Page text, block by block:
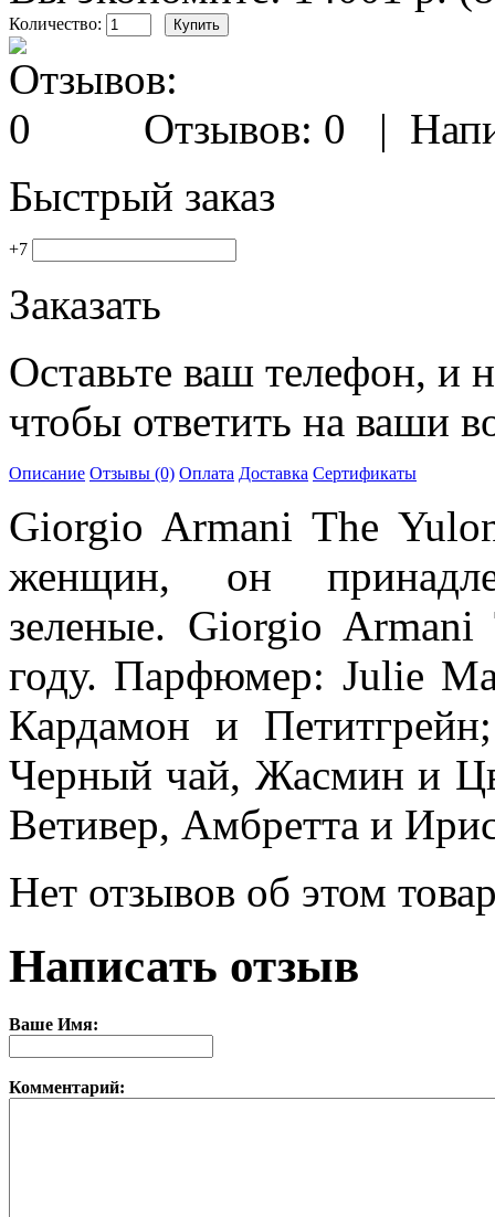
Количество:
Отзывов: 0 |
Быстрый заказ
+7
Заказать
Оставьте ваш телефон, и
чтобы ответить на ваши
Описание Отзывы (0) Оплата Доставка Сертификаты
Giorgio Armani The
женщин, он
зеленые. Giorgio
году. Парфюмер: Julie
Кардамон и
Черный чай, Жасмин и
Ветивер, Амбретта и
Нет отзывов об этом
Написать отзыв
Ваше Имя:
Комментарий: